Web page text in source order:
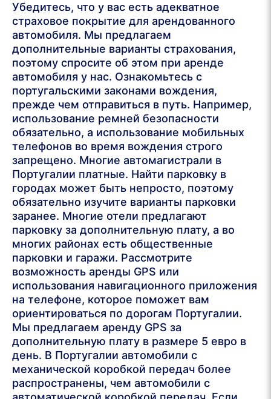
Убедитесь, что у вас есть адекватное
страховое покрытие для арендованного
автомобиля. Мы предлагаем
дополнительные варианты страхования,
поэтому спросите об этом при аренде
автомобиля у нас. Ознакомьтесь с
португальскими законами вождения,
прежде чем отправиться в путь. Например,
использование ремней безопасности
обязательно, а использование мобильных
телефонов во время вождения строго
запрещено. Многие автомагистрали в
Португалии платные. Найти парковку в
городах может быть непросто, поэтому
обязательно изучите варианты парковки
заранее. Многие отели предлагают
парковку за дополнительную плату, а во
многих районах есть общественные
парковки и гаражи. Рассмотрите
возможность аренды GPS или
использования навигационного приложения
на телефоне, которое поможет вам
ориентироваться по дорогам Португалии.
Мы предлагаем аренду GPS за
дополнительную плату в размере 5 евро в
день. В Португалии автомобили с
механической коробкой передач более
распространены, чем автомобили с